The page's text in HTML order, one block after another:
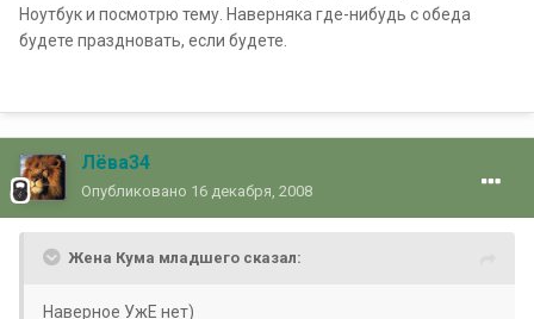
Ноутбук и посмотрю тему. Наверняка где-нибудь с обеда
будете праздновать, если будете.
Лёва34
Опубликовано 16 декабря, 2008
Жена Кума младшего сказал:
Наверное УжЕ нет)